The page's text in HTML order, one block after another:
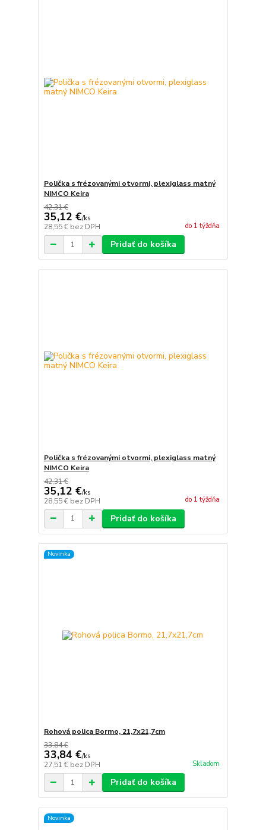
Polička s frézovanými otvormi, plexiglass matný
NIMCO Keira
42,31 €
35,12 €/ks
28,55 € bez DPH do 1 týždňa
Pridať do košíka
Polička s frézovanými otvormi, plexiglass matný
NIMCO Keira
42,31 €
35,12 €/ks
28,55 € bez DPH do 1 týždňa
Pridať do košíka
Novinka
Rohová polica Bormo, 21,7x21,7cm
33,84 €
33,84 €/ks
27,51 € bez DPH Skladom
Pridať do košíka
Novinka